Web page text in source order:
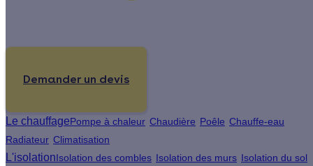
Demander un devis
Le chauffagePompe à chaleur Chaudière Poêle Chauffe-eau
Radiateur Climatisation
L'isolationIsolation des combles Isolation des murs Isolation du sol